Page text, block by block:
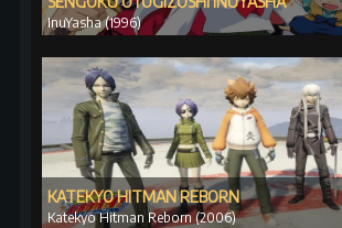
InuYasha (1996)
KATEKYO HITMAN REBORN
Katekyo Hitman Reborn (2006)